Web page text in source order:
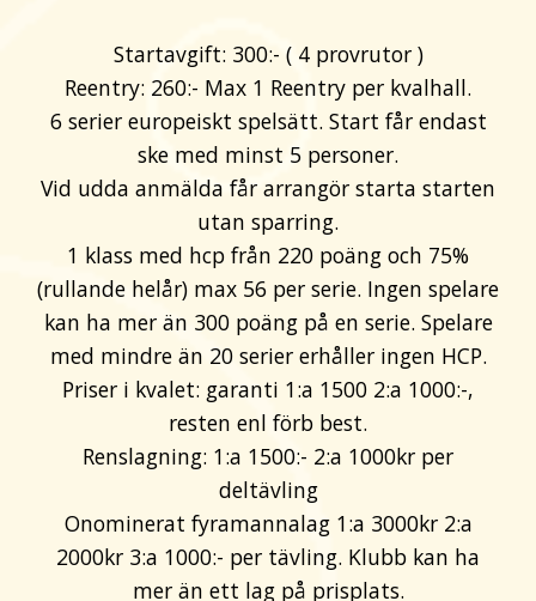
Startavgift: 300:- ( 4 provrutor )
Reentry: 260:- Max 1 Reentry per kvalhall.
6 serier europeiskt spelsätt. Start får endast
ske med minst 5 personer.
Vid udda anmälda får arrangör starta starten
utan sparring.
1 klass med hcp från 220 poäng och 75%
(rullande helår) max 56 per serie. Ingen spelare
kan ha mer än 300 poäng på en serie. Spelare
med mindre än 20 serier erhåller ingen HCP.
Priser i kvalet: garanti 1:a 1500 2:a 1000:-,
resten enl förb best.
Renslagning: 1:a 1500:- 2:a 1000kr per
deltävling
Onominerat fyramannalag 1:a 3000kr 2:a
2000kr 3:a 1000:- per tävling. Klubb kan ha
mer än ett lag på prisplats.